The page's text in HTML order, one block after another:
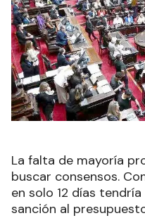
La falta de mayoría
buscar consensos.
en solo 12 días
sanción al